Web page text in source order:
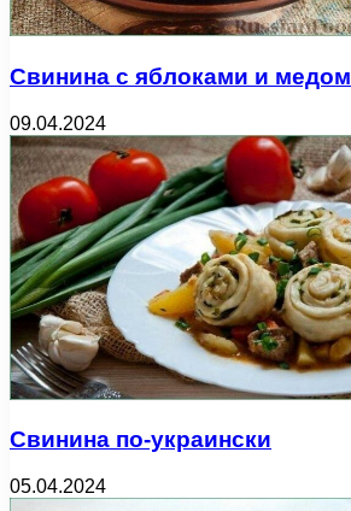
Свинина с яблоками и медом
09.04.2024
Свинина по-украински
05.04.2024